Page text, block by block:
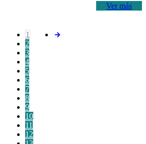
Ver más
1
2
3
4
5
6
7
8
9
10
11
12